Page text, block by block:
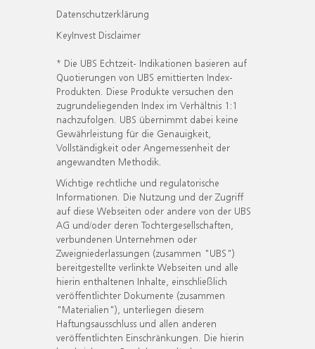
Datenschutzerklärung
KeyInvest Disclaimer
* Die UBS Echtzeit- Indikationen basieren auf
Quotierungen von UBS emittierten Index-
Produkten. Diese Produkte versuchen den
zugrundeliegenden Index im Verhältnis 1:1
nachzufolgen. UBS übernimmt dabei keine
Gewährleistung für die Genauigkeit,
Vollständigkeit oder Angemessenheit der
angewandten Methodik.
Wichtige rechtliche und regulatorische
Informationen. Die Nutzung und der Zugriff
auf diese Webseiten oder andere von der UBS
AG und/oder deren Tochtergesellschaften,
verbundenen Unternehmen oder
Zweigniederlassungen (zusammen "UBS")
bereitgestellte verlinkte Webseiten und alle
hierin enthaltenen Inhalte, einschließlich
veröffentlichter Dokumente (zusammen
"Materialien"), unterliegen diesem
Haftungsausschluss und allen anderen
veröffentlichten Einschränkungen. Die hierin